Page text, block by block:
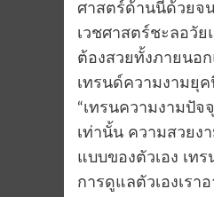
ศาสตร์ด้านนี้ด้วยจน
เวชศาสตร์ชะลอวัย
ต้องสวยทั้งภายนอ
เทรนด์ความงามยุ
“เทรนความงามปั
เท่านั้น ความสวย
แบบของตัวเอง เท
การดูแลตัวเองเร